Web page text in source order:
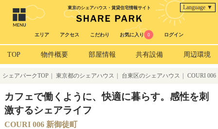
東京のシェアハウス・賃貸住宅情報サイト Language ▼
エリア アクセス こだわり お気に入り 0 ログイン
TOP 物件概要 部屋情報 共有設備 周辺環境
シェアパークTOP 東京都のシェアハウス 台東区のシェアハウス COURI 006
新御徒町
カフェで働くように、快適に暮らす。感性を刺
激するシェアライフ
COURI 006 新御徒町